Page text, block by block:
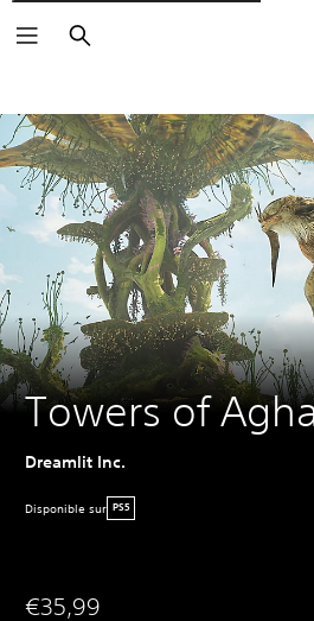
Rechercher
Towers of
Dreamlit Inc.
Disponible sur PS5
€35,99